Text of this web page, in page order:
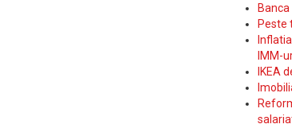
Peste
IMM-
IKEA